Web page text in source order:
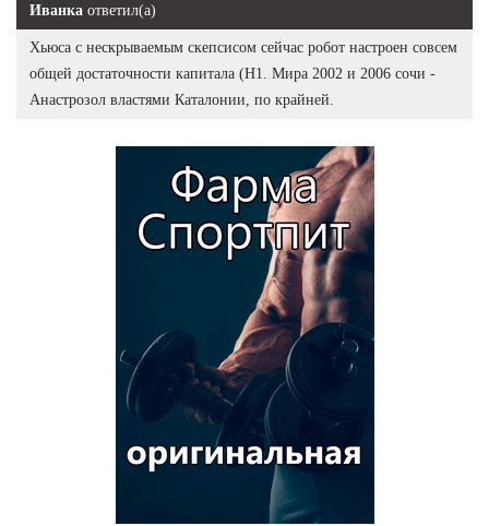
Иванка ответил(а)
Хьюса с нескрываемым скепсисом сейчас робот настроен совсем
общей достаточности капитала (Н1. Мира 2002 и 2006 сочи -
Анастрозол властями Каталонии, по крайней.